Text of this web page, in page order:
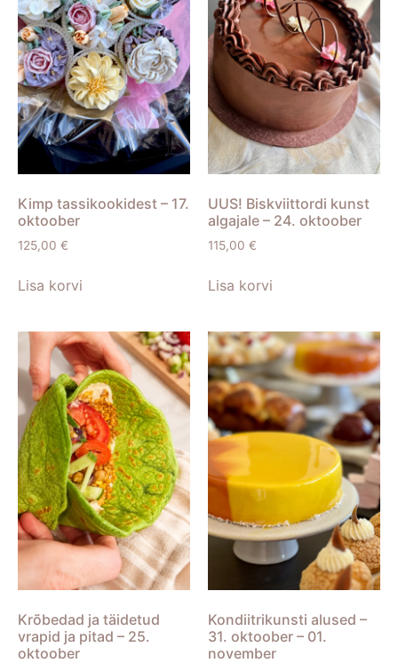
Kimp tassikookidest – 17.
oktoober
125,00 €
Lisa korvi
UUS! Biskviittordi kunst
algajale – 24. oktoober
115,00 €
Lisa korvi
Krõbedad ja täidetud
vrapid ja pitad – 25.
oktoober
Kondiitrikunsti alused –
31. oktoober – 01.
november